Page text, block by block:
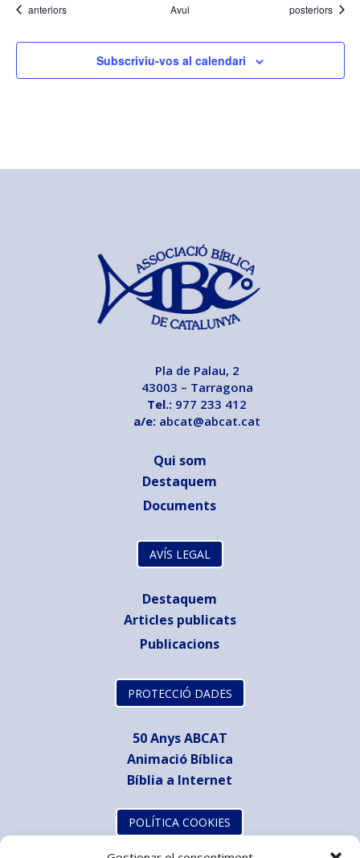
Esdeveniments
anteriors Avui Esdeveniments
posteriors
Subscriviu-vos al calendari
Pla de Palau, 2
43003 – Tarragona
Tel.: 977 233 412
a/e: abcat@abcat.cat
Qui som
Destaquem
Documents
AVÍS LEGAL
Destaquem
Articles publicats
Publicacions
PROTECCIÓ DADES
50 Anys ABCAT
Animació Bíblica
Bíblia a Internet
POLÍTICA COOKIES